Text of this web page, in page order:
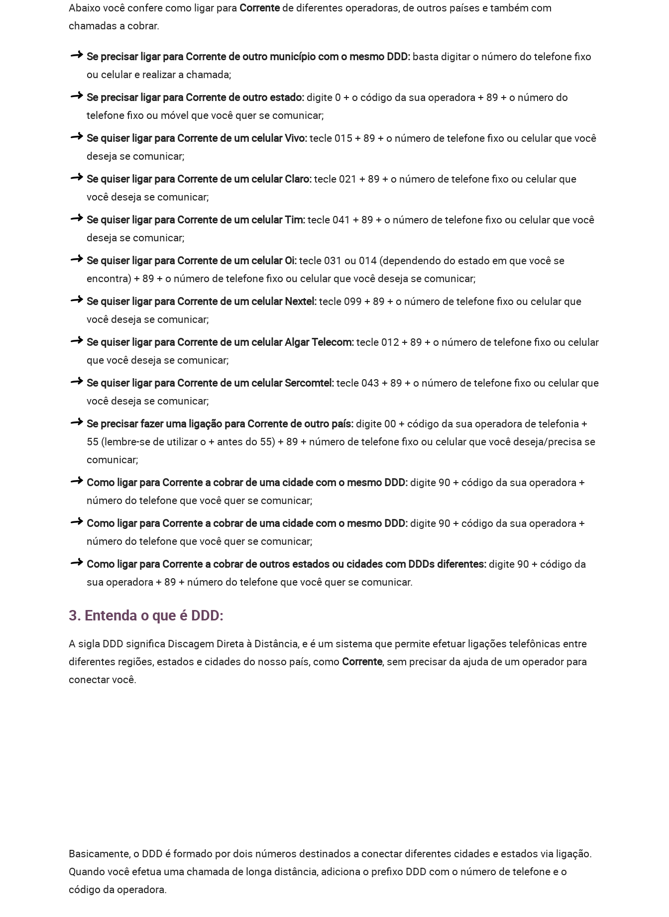
Abaixo você confere como ligar para Correntede diferentes operadoras, de outros países e também com
chamadas a cobrar.
Se precisar ligar para Corrente de outro município com o mesmo DDD: basta digitar o número do telefone fixo
ou celular e realizar a chamada;
Se precisar ligar para Corrente de outro estado: digite 0 + o código da sua operadora + 89 + o número do
telefone fixo ou móvel que você quer se comunicar;
Se quiser ligar para Corrente de um celular Vivo:tecle 015 + 89 + o número de telefone fixo ou celular que você
deseja se comunicar;
Se quiser ligar para Corrente de um celular Claro:tecle 021 + 89 + o número de telefone fixo ou celular que
você deseja se comunicar;
Se quiser ligar para Corrente de um celular Tim:tecle 041 + 89 + o número de telefone fixo ou celular que você
deseja se comunicar;
Se quiser ligar para Corrente de um celular Oi:tecle 031 ou 014 (dependendo do estado em que você se
encontra) + 89 + o número de telefone fixo ou celular que você deseja se comunicar;
Se quiser ligar para Corrente de um celular Nextel:tecle 099 + 89 + o número de telefone fixo ou celular que
você deseja se comunicar;
Se quiser ligar para Corrente de um celular Algar Telecom:tecle 012 + 89 + o número de telefone fixo ou celular
que você deseja se comunicar;
Se quiser ligar para Corrente de um celular Sercomtel:tecle 043 + 89 + o número de telefone fixo ou celular que
você deseja se comunicar;
Se precisar fazer uma ligação para Corrente de outro país: digite 00 + código da sua operadora de telefonia +
55 (lembre-se de utilizar o + antes do 55) + 89 + número de telefone fixo ou celular que você deseja/precisa se
comunicar;
Como ligar para Corrente a cobrar de uma cidade com o mesmo DDD: digite 90 + código da sua operadora +
número do telefone que você quer se comunicar;
Como ligar para Corrente a cobrar de uma cidade com o mesmo DDD: digite 90 + código da sua operadora +
número do telefone que você quer se comunicar;
Como ligar para Corrente a cobrar de outros estados ou cidades com DDDs diferentes: digite 90 + código da
sua operadora + 89 + número do telefone que você quer se comunicar.
3. Entenda o que é DDD:
A sigla DDD significa Discagem Direta à Distância, e é um sistema que permite efetuar ligações telefônicas entre
diferentes regiões, estados e cidades do nosso país, como Corrente, sem precisar da ajuda de um operador para
conectar você.
Basicamente, o DDD é formado por dois números destinados a conectar diferentes cidades e estados via ligação.
Quando você efetua uma chamada de longa distância, adiciona o prefixo DDD com o número de telefone e o
código da operadora.